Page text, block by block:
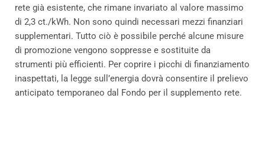
rete già esistente, che rimane invariato al valore massimo
di 2,3 ct./kWh. Non sono quindi necessari mezzi finanziari
supplementari. Tutto ciò è possibile perché alcune misure
di promozione vengono soppresse e sostituite da
strumenti più efficienti. Per coprire i picchi di finanziamento
inaspettati, la legge sull’energia dovrà consentire il prelievo
anticipato temporaneo dal Fondo per il supplemento rete.